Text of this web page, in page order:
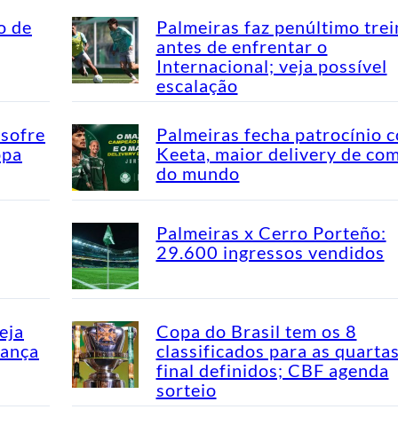
de
Palmeiras faz penúltimo
antes de enfrentar o
Internacional; veja possível
escalação
Palmeiras fecha patrocínio
Keeta, maior delivery de
do mundo
Palmeiras x Cerro Porteño:
29.600 ingressos vendidos
Copa do Brasil tem os 8
classificados para as
final definidos; CBF agenda
sorteio